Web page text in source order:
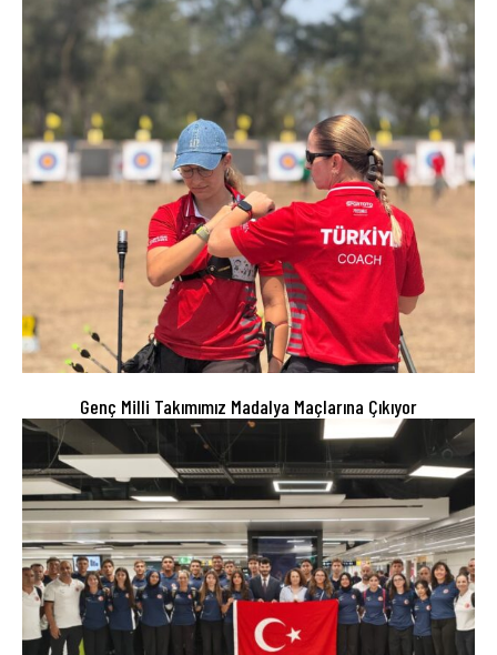
Genç Milli Takımımız Madalya Maçlarına Çıkıyor